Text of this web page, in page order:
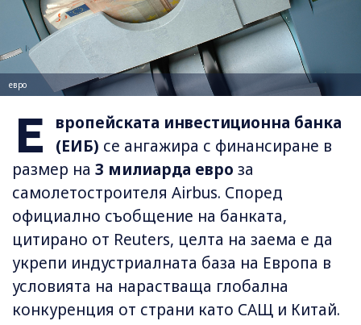
евро
Е
вропейската инвестиционна банка
(ЕИБ) се ангажира с финансиране в
размер на 3 милиарда евро за
самолетостроителя Airbus. Според
официално съобщение на банката,
цитирано от Reuters, целта на заема е да
укрепи индустриалната база на Европа в
условията на нарастваща глобална
конкуренция от страни като САЩ и Китай.